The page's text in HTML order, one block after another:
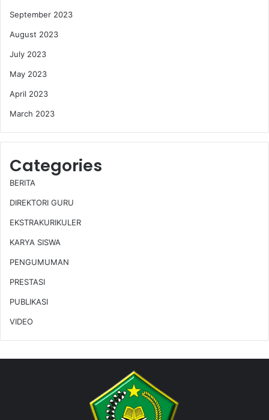
September 2023
August 2023
July 2023
May 2023
April 2023
March 2023
Categories
BERITA
DIREKTORI GURU
EKSTRAKURIKULER
KARYA SISWA
PENGUMUMAN
PRESTASI
PUBLIKASI
VIDEO